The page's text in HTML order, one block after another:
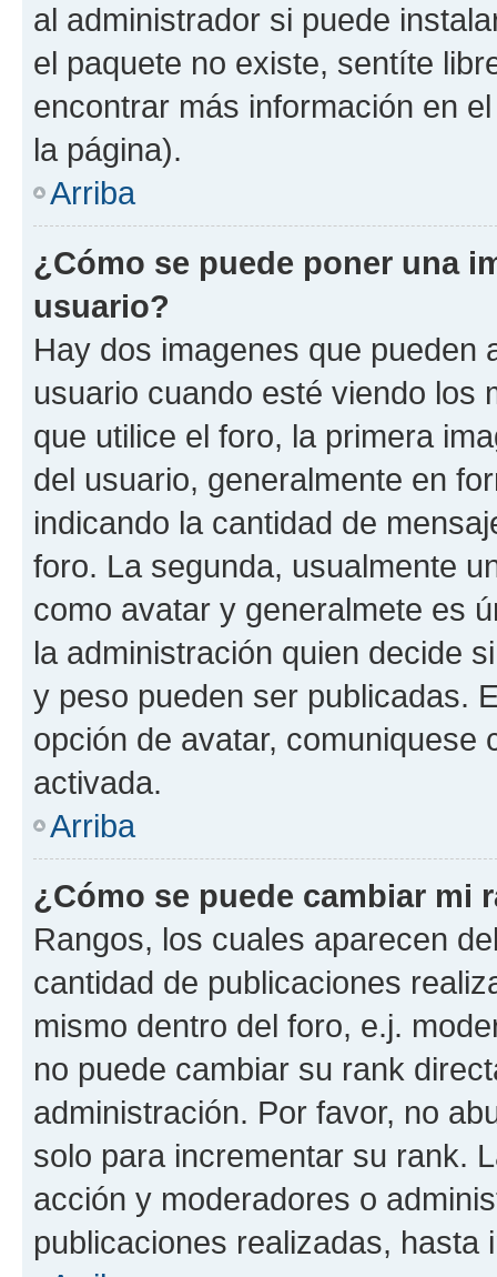
al administrador si puede
el paquete no existe, sentíte
encontrar más información en
la página).
Arriba
¿Cómo se puede poner una
usuario?
Hay dos imagenes que pueden
usuario cuando esté viendo los
que utilice el foro, la primera
del usuario, generalmente en
indicando la cantidad de
foro. La segunda, usualmente
como avatar y generalmete es
la administración quien decide
y peso pueden ser publicadas.
opción de avatar, comuniquese
activada.
Arriba
¿Cómo se puede cambiar mi
Rangos, los cuales aparecen
cantidad de publicaciones
mismo dentro del foro, e.j.
no puede cambiar su rank
administración. Por favor, no
solo para incrementar su rank.
acción y moderadores o
publicaciones realizadas, hasta